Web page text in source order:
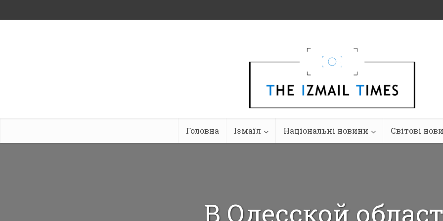
Головна Ізмаїл Національні новини Світові
В Одесской